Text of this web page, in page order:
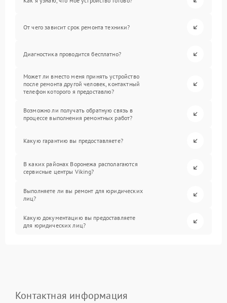
От чего зависит срок ремонта техники?
Диагностика проводится бесплатно?
Может ли вместо меня принять устройство
после ремонта другой человек, контактный
телефон которого я предоставлю?
Возможно ли получать обратную связь в
процессе выполнения ремонтных работ?
Какую гарантию вы предоставляете?
В каких районах Воронежа располагаются
сервисные центры Viking?
Выполняете ли вы ремонт для юридических
лиц?
Какую документацию вы предоставляете
для юридических лиц?
Контактная информация